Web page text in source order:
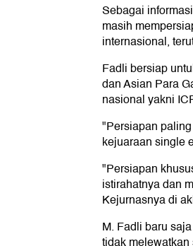
Sebagai
masih
internasional,
Fadli bersiap
dan Asian Para
nasional yakni
"Persiapan
kejuaraan single
"Persiapan
istirahatnya dan
Kejurnasnya di
M. Fadli baru